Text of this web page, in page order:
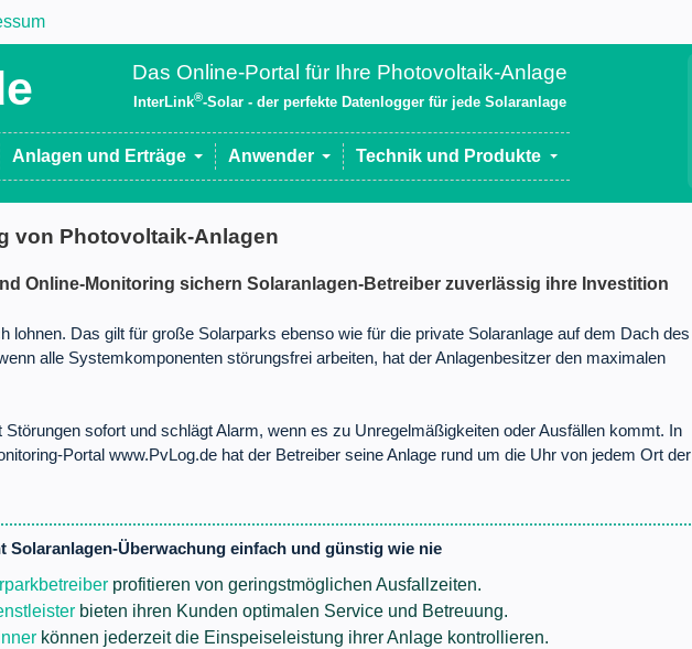
Das Online-Portal für Ihre Photovoltaik-Anlage
InterLink®-Solar - der perfekte Datenlogger für jede Solaranlage
Anlagen und Erträge Anwender Technik und Produkte
von Photovoltaik-Anlagen
Online-Monitoring sichern Solaranlagen-Betreiber zuverlässig ihre Investition
lohnen. Das gilt für große Solarparks ebenso wie für die private Solaranlage auf dem Dach des
alle Systemkomponenten störungsfrei arbeiten, hat der Anlagenbesitzer den maximalen
Störungen sofort und schlägt Alarm, wenn es zu Unregelmäßigkeiten oder Ausfällen kommt. In
Portal www.PvLog.de hat der Betreiber seine Anlage rund um die Uhr von jedem Ort der
Solaranlagen-Überwachung einfach und günstig wie nie
profitieren von geringstmöglichen Ausfallzeiten.
bieten ihren Kunden optimalen Service und Betreuung.
können jederzeit die Einspeiseleistung ihrer Anlage kontrollieren.